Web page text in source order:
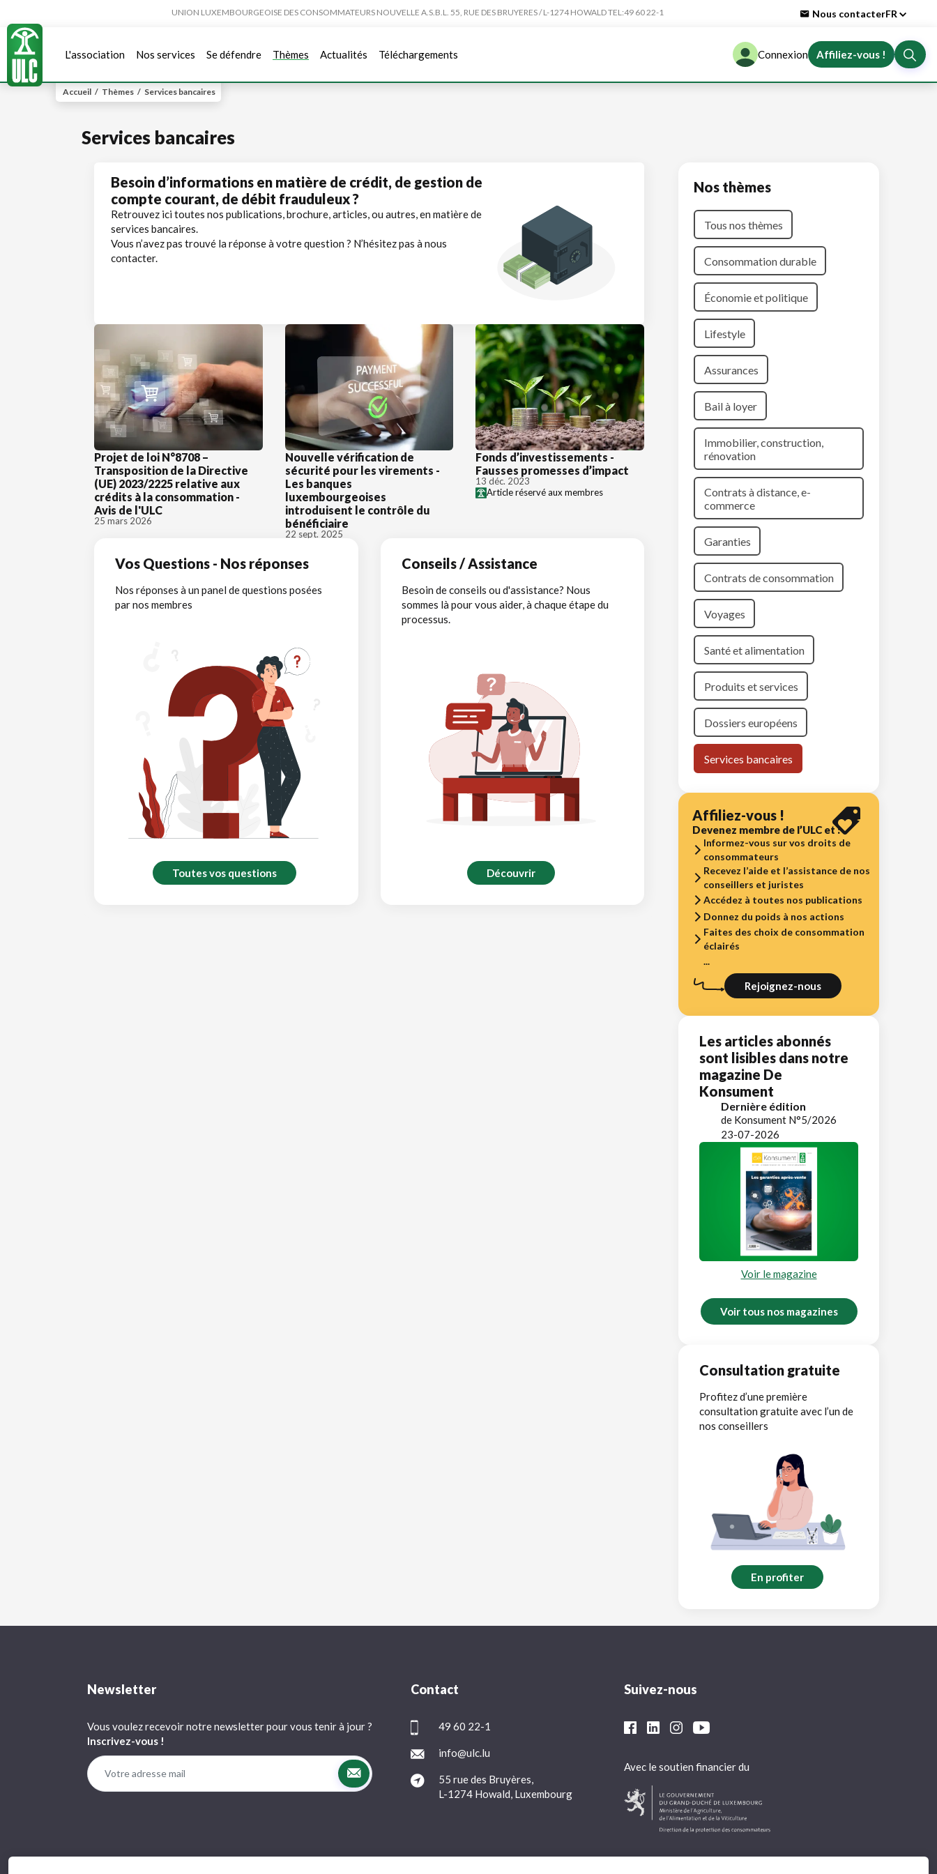
UNION LUXEMBOURGEOISE DES CONSOMMATEURS NOUVELLE A.S.B.L. 55, RUE DES BRUYERES / L-1274 HOWALD TEL:49 60 22-1 Nous contacterFR
L'association Nos services Se défendre Thèmes Actualités Téléchargements Connexion Affiliez-vous !
Accueil / Thèmes / Services bancaires
Services bancaires
Besoin d’informations en matière de crédit, de gestion de
compte courant, de débit frauduleux ?
Retrouvez ici toutes nos publications, brochure, articles, ou autres, en matière de
services bancaires.
Vous n’avez pas trouvé la réponse à votre question ? N’hésitez pas à nous
contacter.
Projet de loi N°8708 –
Transposition de la Directive
(UE) 2023/2225 relative aux
crédits à la consommation -
Avis de l'ULC
25 mars 2026
Nouvelle vérification de
sécurité pour les virements -
Les banques
luxembourgeoises
introduisent le contrôle du
bénéficiaire
22 sept. 2025
Fonds d’investissements -
Fausses promesses d’impact
13 déc. 2023
Article réservé aux membres
Vos Questions - Nos réponses
Nos réponses à un panel de questions posées
par nos membres
Toutes vos questions
Conseils / Assistance
Besoin de conseils ou d'assistance? Nous
sommes là pour vous aider, à chaque étape du
processus.
Découvrir
Nos thèmes
Tous nos thèmes
Consommation durable
Économie et politique
Lifestyle
Assurances
Bail à loyer
Immobilier, construction,
rénovation
Contrats à distance, e-
commerce
Garanties
Contrats de consommation
Voyages
Santé et alimentation
Produits et services
Dossiers européens
Services bancaires
Affiliez-vous !
Devenez membre de l’ULC et :
Informez-vous sur vos droits de
consommateurs
Recevez l’aide et l’assistance de nos
conseillers et juristes
Accédez à toutes nos publications
Donnez du poids à nos actions
Faites des choix de consommation
éclairés
...
Rejoignez-nous
Les articles abonnés
sont lisibles dans notre
magazine De
Konsument
Dernière édition
de Konsument N°5/2026
23-07-2026
Voir le magazine
Voir tous nos magazines
Consultation gratuite
Profitez d’une première
consultation gratuite avec l’un de
nos conseillers
En profiter
Newsletter
Vous voulez recevoir notre newsletter pour vous tenir à jour ?
Inscrivez-vous !
Contact
49 60 22-1
info@ulc.lu
55 rue des Bruyères,
L-1274 Howald, Luxembourg
Suivez-nous
Avec le soutien financier du